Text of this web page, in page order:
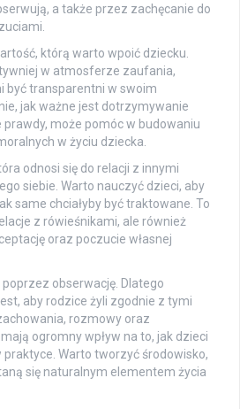
a także przez zachęcanie do
którą warto wpoić dziecku.
w atmosferze zaufania,
być transparentni w swoim
jak ważne jest dotrzymywanie
może pomóc w budowaniu
w życiu dziecka.
odnosi się do relacji z innymi
siebie. Warto nauczyć dzieci, aby
same chciałyby być traktowane. To
z rówieśnikami, ale również
oraz poczucie własnej
poprzez obserwację. Dlatego
aby rodzice żyli zgodnie z tymi
rozmowy oraz
ogromny wpływ na to, jak dzieci
Warto tworzyć środowisko,
się naturalnym elementem życia